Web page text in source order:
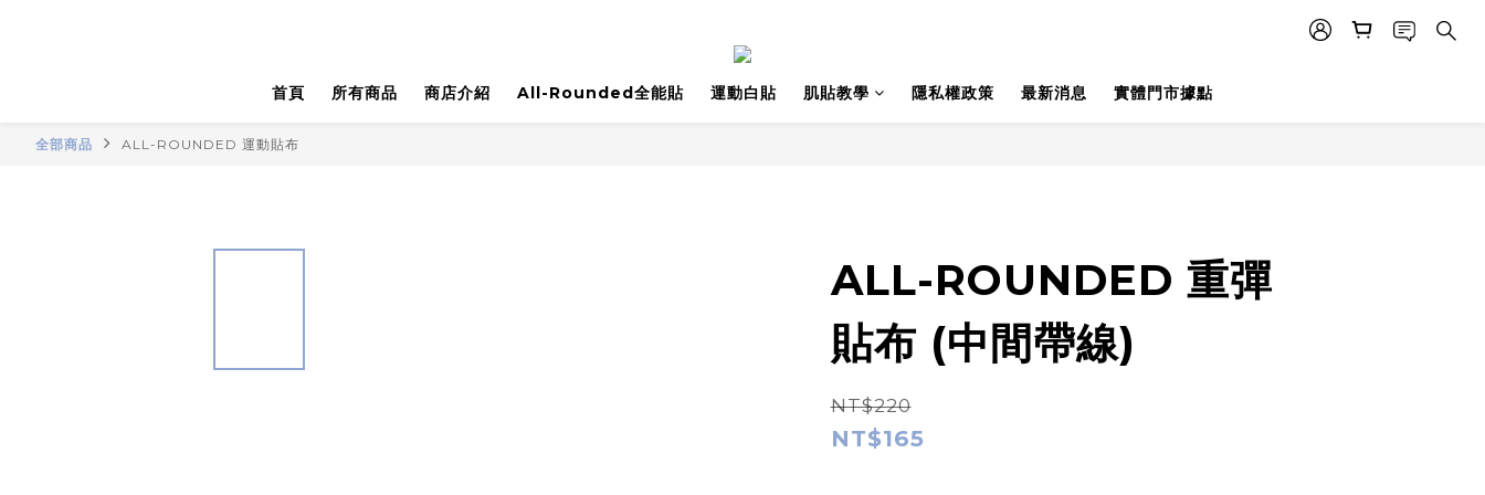
首頁 所有商品 商店介紹 All-Rounded全能貼 運動白貼 肌貼教學 隱私權政策 最新消息 實體門市據點
全部商品 ALL-ROUNDED 運動貼布
ALL-ROUNDED 重彈
貼布 (中間帶線)
NT$220
NT$165